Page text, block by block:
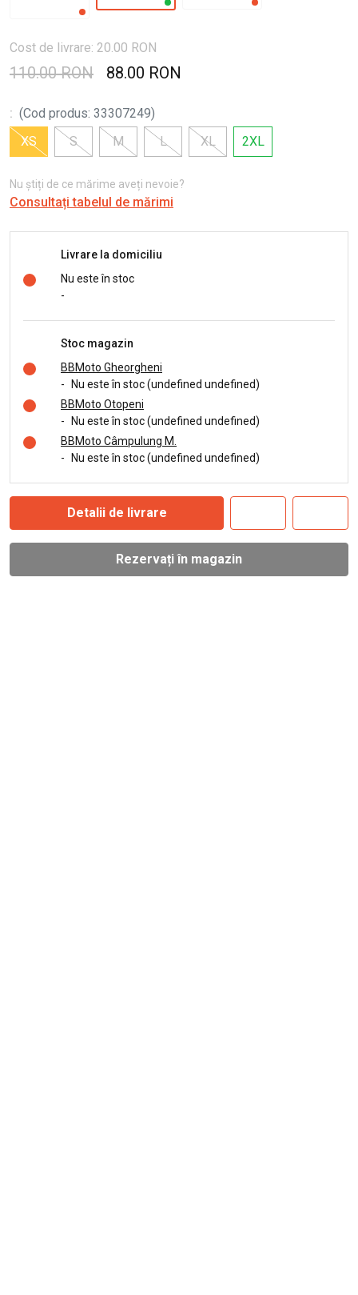
Cost de livrare: 20.00 RON
110.00 RON 88.00 RON
: (Cod produs: 33307249)
XS
S M L XL 2XL
Nu știți de ce mărime aveți nevoie?
Consultați tabelul de mărimi
Livrare la domiciliu
Nu este în stoc
-
Stoc magazin
BBMoto Gheorgheni
-
Nu este în stoc (undefined undefined)
BBMoto Otopeni
-
Nu este în stoc (undefined undefined)
BBMoto Câmpulung M.
-
Nu este în stoc (undefined undefined)
Detalii de livrare
Rezervați în magazin